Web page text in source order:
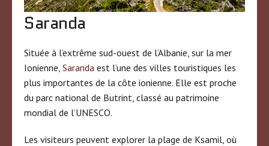
Saranda
Située à l’extrême sud-ouest de l’Albanie, sur la mer
Ionienne, Saranda est l’une des villes touristiques les
plus importantes de la côte ionienne. Elle est proche
du parc national de Butrint, classé au patrimoine
mondial de l’UNESCO.
Les visiteurs peuvent explorer la plage de Ksamil, où